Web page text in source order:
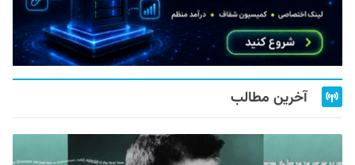
آخرین مطالب